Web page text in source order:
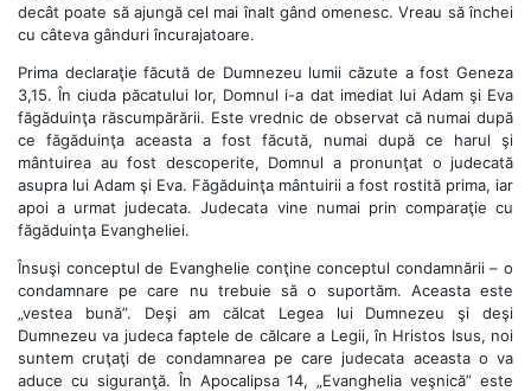
decât poate să ajungă cel mai înalt gând omenesc. Vreau să închei
cu câteva gânduri încurajatoare.
Prima declaraţie făcută de Dumnezeu lumii căzute a fost Geneza
3,15. În ciuda păcatului lor, Domnul i-a dat imediat lui Adam şi Eva
făgăduinţa răscumpărării. Este vrednic de observat că numai după
ce făgăduinţa aceasta a fost făcută, numai după ce harul şi
mântuirea au fost descoperite, Domnul a pronunţat o judecată
asupra lui Adam şi Eva. Făgăduinţa mântuirii a fost rostită prima, iar
apoi a urmat judecata. Judecata vine numai prin comparaţie cu
făgăduinţa Evangheliei.
Însuşi conceptul de Evanghelie conţine conceptul condamnării – o
condamnare pe care nu trebuie să o suportăm. Aceasta este
„vestea bună”. Deşi am călcat Legea lui Dumnezeu şi deşi
Dumnezeu va judeca faptele de călcare a Legii, în Hristos Isus, noi
suntem cruţaţi de condamnarea pe care judecata aceasta o va
aduce cu siguranţă. În Apocalipsa 14, „Evanghelia veşnică” este